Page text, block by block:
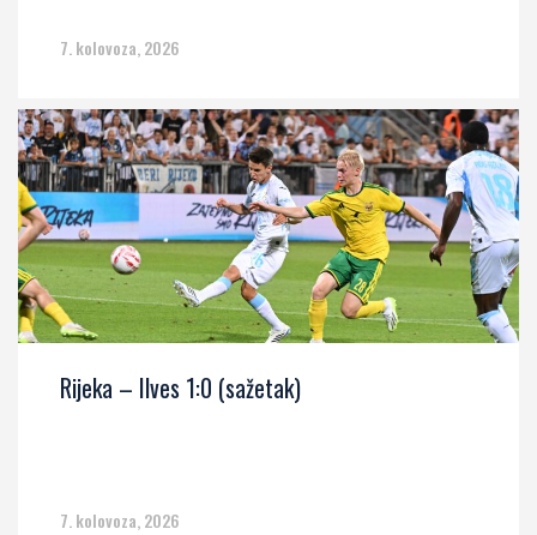
7. kolovoza, 2026
Rijeka – Ilves 1:0 (sažetak)
7. kolovoza, 2026